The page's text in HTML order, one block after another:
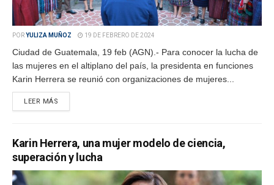
PORYULIZA MUÑOZ 19 DE FEBRERO DE 2024
Ciudad de Guatemala, 19 feb (AGN).- Para conocer la lucha de
las mujeres en el altiplano del país, la presidenta en funciones
Karin Herrera se reunió con organizaciones de mujeres...
LEER MÁS
Karin Herrera, una mujer modelo de ciencia,
superación y lucha